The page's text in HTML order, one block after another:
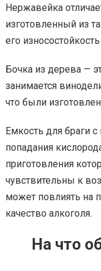
Нержавейка
изготовленный из
его
Бочка из дерева —
занимается
что были
Емкость для браги
попадания
приготовления
чувствительны к
может повлиять на
качество алкоголя.
На что